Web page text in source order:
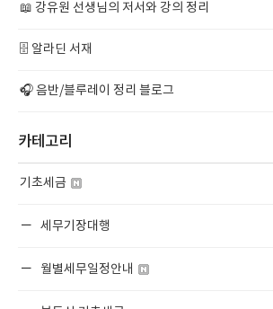
📖 강유원 선생님의 저서와 강의 정리
🗄️ 알라딘 서재
🎧 음반/블루레이 정리 블로그
카테고리
기초세금
세무기장대행
월별세무일정안내